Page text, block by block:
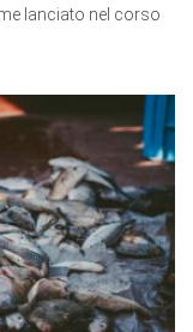
lanciato nel corso